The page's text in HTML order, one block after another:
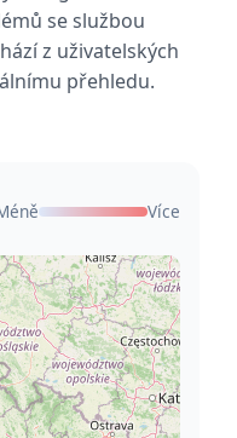
se službou
z uživatelských
přehledu.
Více